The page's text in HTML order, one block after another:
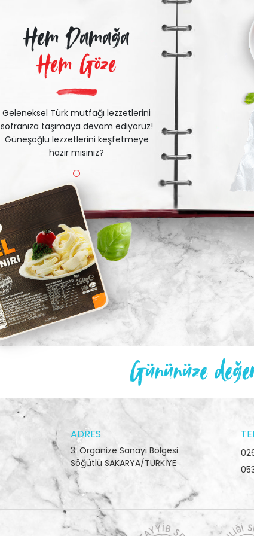
Hem Damağa
Hem Göze
Geleneksel Türk mutfağı lezzetlerini
sofranıza taşımaya devam ediyoruz!
Güneşoğlu lezzetlerini keşfetmeye
hazır mısınız?
Gününüze
ADRES
3. Organize Sanayi Bölgesi
Söğütlü SAKARYA/TÜRKİYE